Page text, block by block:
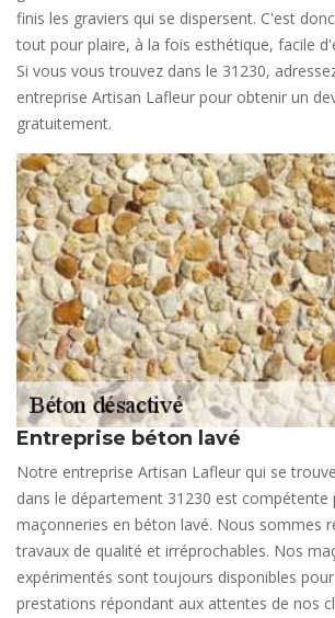
finis les graviers qui se dispersent. C'est
tout pour plaire, à la fois esthétique, facile
Si vous vous trouvez dans le 31230,
entreprise Artisan Lafleur pour obtenir un
gratuitement.
Entreprise béton lavé
Notre entreprise Artisan Lafleur qui se
dans le département 31230 est compétente
maçonneries en béton lavé. Nous sommes
travaux de qualité et irréprochables. Nos
expérimentés sont toujours disponibles
prestations répondant aux attentes de nos